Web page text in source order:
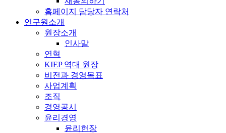
홈페이지 담당자 연락처
연구원소개
원장소개
인사말
연혁
KIEP 역대 원장
비전과 경영목표
사업계획
조직
경영공시
윤리경영
윤리헌장